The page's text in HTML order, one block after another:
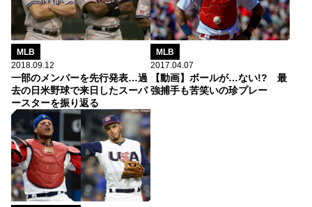
MLB
2018.09.12
一部のメンバーを先行発表…過
去の日米野球で来日したスーパ
ースターを振り返る
MLB
2017.04.07
【動画】ボールが…ない!? 最
強捕手も苦笑いの珍プレー